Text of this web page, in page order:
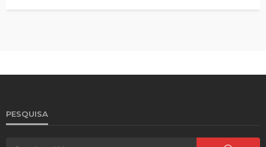
PESQUISA